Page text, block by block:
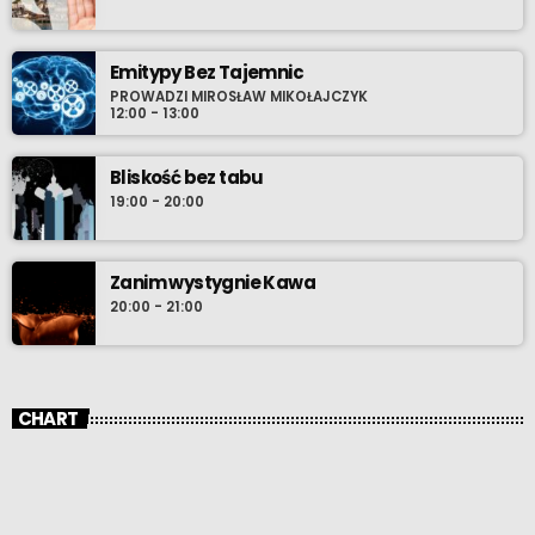
z pasją dla ludzi stara sie przenieść to co najlepsze z jego
wiedzy dla słuchaczy radia. Ulubiony gatunek reggae, ulubiony
kolor zielony, ulubione danie – lody, za które pozwoli się pokroić.
Emitypy Bez Tajemnic
PROWADZI MIROSŁAW MIKOŁAJCZYK
12:00 - 13:00
Bliskość bez tabu
19:00 - 20:00
Zanim wystygnie Kawa
20:00 - 21:00
CHART